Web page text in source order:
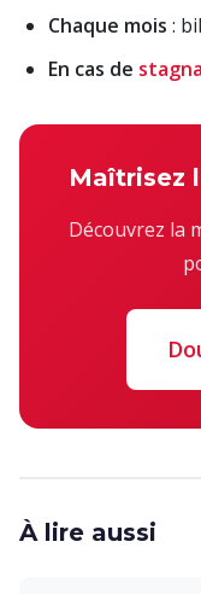
Chaque mois :
En cas de
Maîtrisez
Découvrez la
À lire aussi